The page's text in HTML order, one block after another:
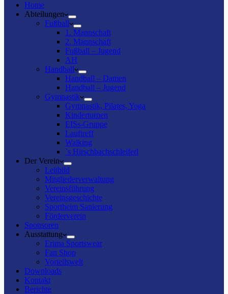
Home
Abteilungen
Fußball
1. Mannschaft
2. Mannschaft
Fußball – Jugend
AH
Handball
Handball – Damen
Handball – Jugend
Gymnastik
Gymnastik, Pilates, Yoga
Kinderturnen
EISs-Gruppe
Lauftreff
Walking
`s Hirschbachschleiferl
Der Verein
Leitbild
Mitgliederverwaltung
Vereinsführung
Vereinsgeschichte
Sportheim Sanierung
Förderverein
Sponsoren
Ausstattung
Erima Sportswear
Fan Shop
Vorteilswelt
Downloads
Kontakt
Berichte